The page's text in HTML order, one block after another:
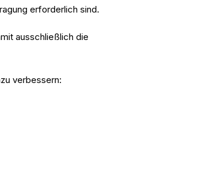
erforderlich sind.
ausschließlich die
verbessern: